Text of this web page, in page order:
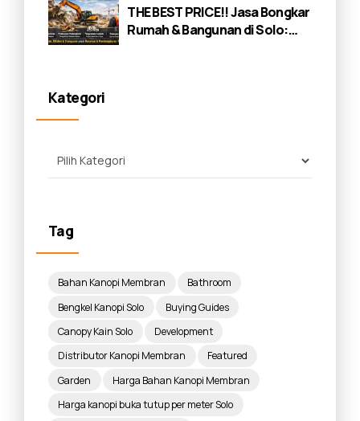
THE BEST PRICE!! Jasa Bongkar
Rumah & Bangunan di Solo:
Kategori
Tag
Bahan Kanopi Membran
Bathroom
Bengkel Kanopi Solo
Buying Guides
Canopy Kain Solo
Development
Distributor Kanopi Membran
Featured
Garden
Harga Bahan Kanopi Membran
Harga kanopi buka tutup per meter Solo